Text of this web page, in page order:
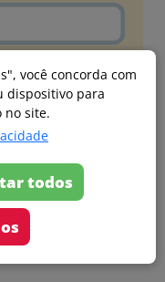
você concorda com
dispositivo para
no site.
todos
minha senha